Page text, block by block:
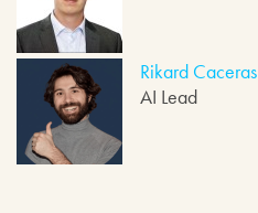
Rikard Caceras
AI Lead